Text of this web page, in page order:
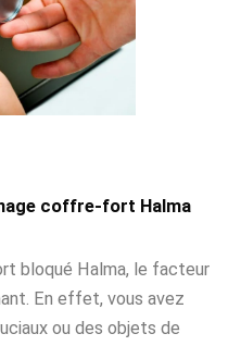
coffre-fort Halma
bloqué Halma, le facteur
En effet, vous avez
ou des objets de